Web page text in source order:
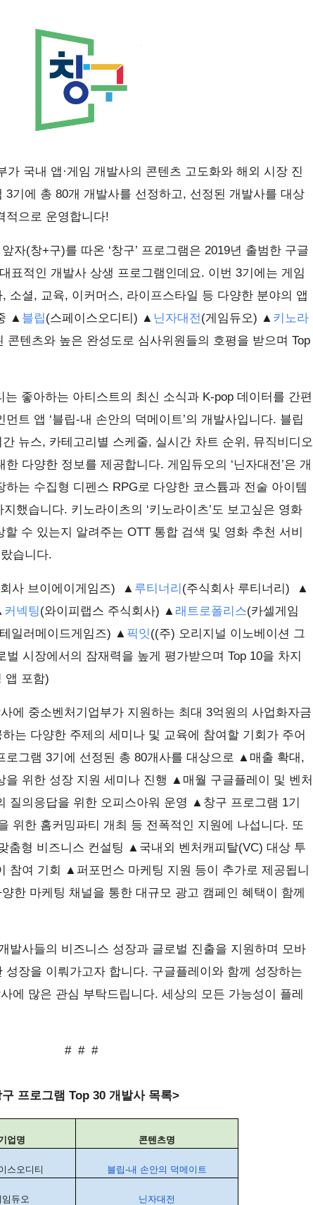
가 국내 앱·게임 개발사의 콘텐츠 고도화와 해외 시장 진
3기에 총 80개 개발사를 선정하고, 선정된 개발사를 대상
적으로 운영합니다!
앞자(창+구)를 따온 ‘창구’ 프로그램은 2019년 출범한 구글
표적인 개발사 상생 프로그램인데요. 이번 3기에는 게임
소셜, 교육, 이커머스, 라이프스타일 등 다양한 분야의 앱
▲ 블립(스페이스오디티) ▲ 닌자대전(게임듀오) ▲ 키노라
콘텐츠와 높은 완성도로 심사위원들의 호평을 받으며 Top
좋아하는 아티스트의 최신 소식과 K-pop 데이터를 간편
트 앱 ‘블립-내 손안의 덕메이트’의 개발사입니다. 블립
뉴스, 카테고리별 스케줄, 실시간 차트 순위, 뮤직비디오
다양한 정보를 제공합니다. 게임듀오의 ‘닌자대전’은 개
하는 수집형 디펜스 RPG로 다양한 코스튬과 전술 아이템
했습니다. 키노라이츠의 ‘키노라이츠’도 보고싶은 영화
수 있는지 알려주는 OTT 통합 검색 및 영화 추천 서비
습니다.
사 브이에이게임즈) ▲ 루티너리 (주식회사 루티너리) ▲
커넥팅(와이피랩스 주식회사) ▲ 래트로폴리스(카셀게임
일러메이드게임즈) ▲ 픽잇((주) 오리지널 이노베이션 그
시장에서의 잠재력을 높게 평가받으며 Top 10을 차지
앱 포함)
에 중소벤처기업부가 지원하는 최대 3억원의 사업화자금
는 다양한 주제의 세미나 및 교육에 참여할 기회가 주어
로그램 3기에 선정된 총 80개사를 대상으로 ▲매출 확대,
을 위한 성장 지원 세미나 진행 ▲매월 구글플레이 및 벤처
질의응답을 위한 오피스아워 운영 ▲창구 프로그램 1기
위한 홈커밍파티 개최 등 전폭적인 지원에 나섭니다. 또
춤형 비즈니스 컨설팅 ▲국내외 벤처캐피탈(VC) 대상 투
참여 기회 ▲퍼포먼스 마케팅 지원 등이 추가로 제공됩니
한 마케팅 채널을 통한 대규모 광고 캠페인 혜택이 함께
발사들의 비즈니스 성장과 글로벌 진출을 지원하며 모바
성장을 이뤄가고자 합니다. 구글플레이와 함께 성장하는
에 많은 관심 부탁드립니다. 세상의 모든 가능성이 플레
# # #
프로그램 Top 30 개발사 목록>
업명 콘텐츠명
스오디티 블립-내 손안의 덕메이트
임듀오 닌자대전